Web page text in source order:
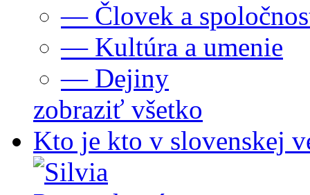
— Človek a
— Kultúra a umenie
— Dejiny
zobraziť všetko
Kto je kto v slovenskej